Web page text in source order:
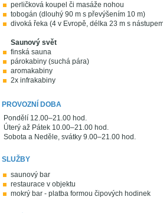
perličková koupel či masáže nohou
tobogán (dlouhý 90 m s převýšením 10 m)
divoká řeka (4 v Evropě, délka 23 m s
Saunový svět
finská sauna
párokabiny (suchá pára)
aromakabiny
2x infrakabiny
PROVOZNÍ DOBA
Pondělí 12.00–21.00 hod.
Úterý až Pátek 10.00–21.00 hod.
Sobota a Neděle, svátky 9.00–21.00 hod.
SLUŽBY
saunový bar
restaurace v objektu
mokrý bar - platba formou čipových hodinek